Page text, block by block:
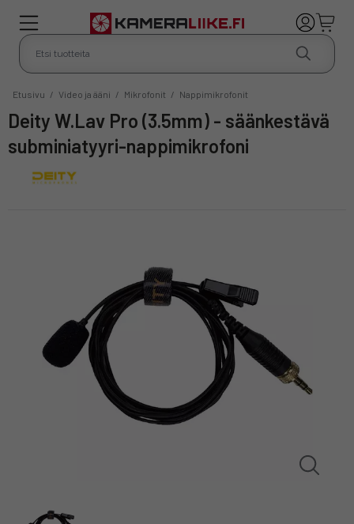
Etusivu / Video ja ääni / Mikrofonit / Nappimikrofonit
Deity W.Lav Pro (3.5mm) - säänkestävä
subminiatyyri-nappimikrofoni